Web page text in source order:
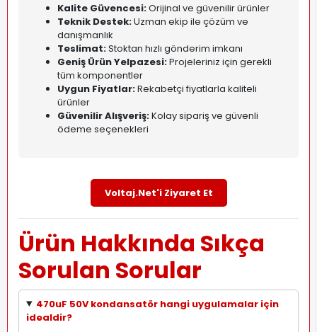
Kalite Güvencesi:Orijinal ve güvenilir ürünler
Teknik Destek:Uzman ekip ile çözüm ve
danışmanlık
Teslimat:Stoktan hızlı gönderim imkanı
Geniş Ürün Yelpazesi:Projeleriniz için gerekli
tüm komponentler
Uygun Fiyatlar:Rekabetçi fiyatlarla kaliteli
ürünler
Güvenilir Alışveriş:Kolay sipariş ve güvenli
ödeme seçenekleri
Voltaj.Net'i Ziyaret Et
Ürün Hakkında Sıkça
Sorulan Sorular
470uF 50V kondansatör hangi uygulamalar için
idealdir?